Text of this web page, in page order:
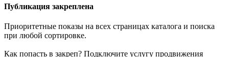
Публикация закреплена
Приоритетные показы на всех страницах каталога и поиска
при любой сортировке.
Как попасть в закреп? Подключите услугу продвижения